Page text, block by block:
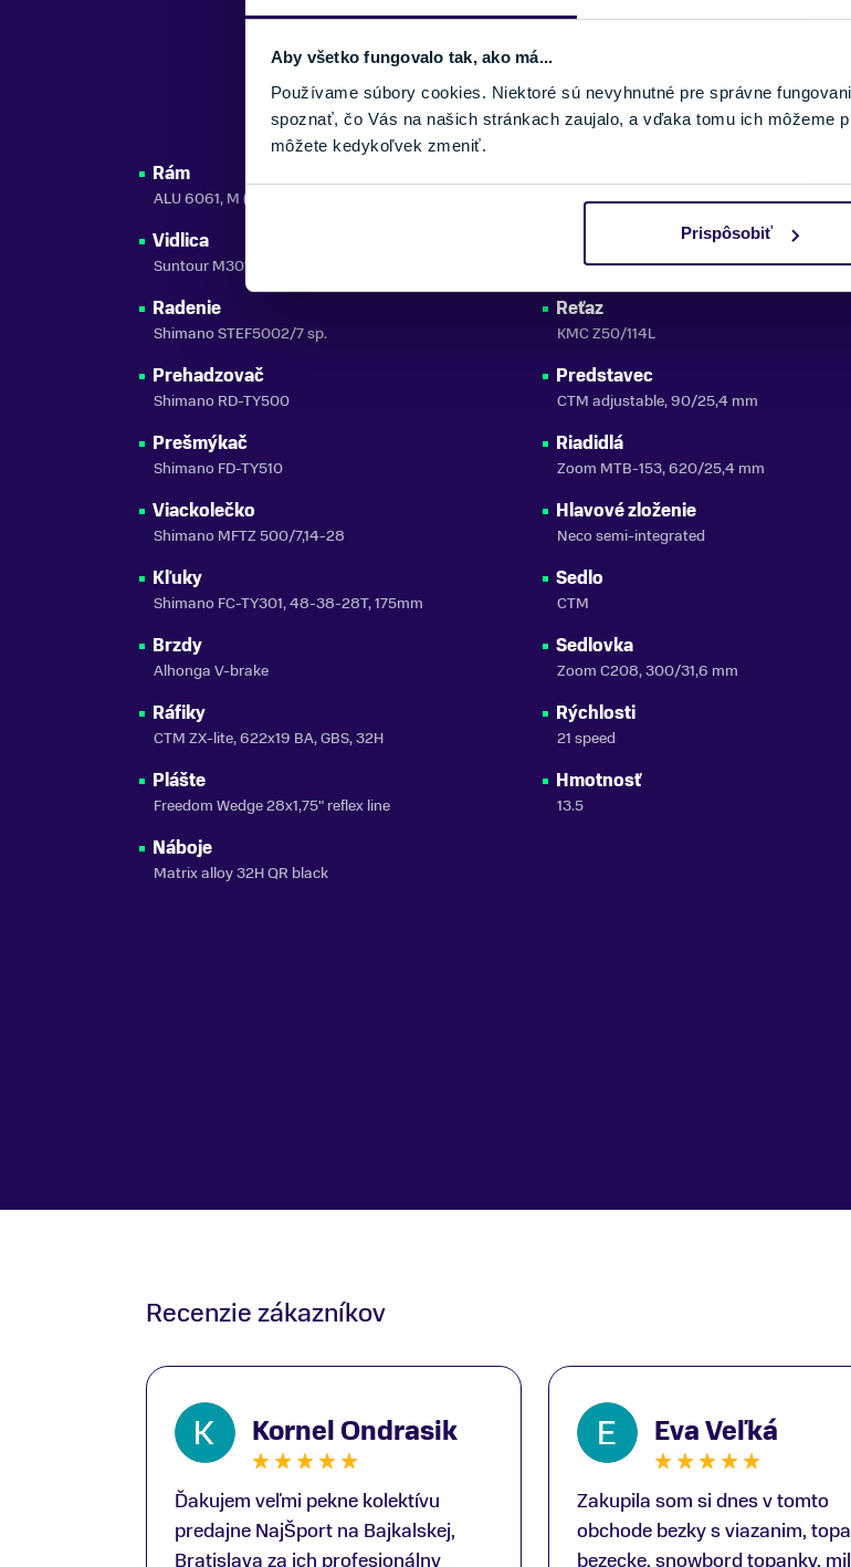
Aby všetko fungovalo tak, ako má...
Používame súbory cookies. Niektoré sú nevyhnutné pre správne
spoznať, čo Vás na našich stránkach zaujalo, a vďaka tomu ich môžeme
môžete kedykoľvek zmeniť.
Prispôsobiť
DETAIL
Rám
ALU 6061, M (17"), L (19"), XL (21")
Vidlica
Suntour M3010, 700C
Radenie
Shimano STEF5002/7 sp.
Prehadzovač
Shimano RD-TY500
Prešmýkač
Shimano FD-TY510
Viackolečko
Shimano MFTZ 500/7,14-28
Kľuky
Shimano FC-TY301, 48-38-28T, 175mm
Brzdy
Alhonga V-brake
Ráfiky
CTM ZX-lite, 622x19 BA, GBS, 32H
Plášte
Freedom Wedge 28x1,75" reflex line
Náboje
Matrix alloy 32H QR black
NECO 122,5mm
SP 877
Reťaz
KMC Z50/114L
Predstavec
CTM adjustable, 90/25,4 mm
Riadidlá
Zoom MTB-153, 620/25,4 mm
Hlavové zloženie
Neco semi-integrated
Sedlo
CTM
Sedlovka
Zoom C208, 300/31,6 mm
Rýchlosti
21 speed
Hmotnosť
13.5
Recenzie zákazníkov
Kornel Ondrasik
Ďakujem veľmi pekne kolektívu
predajne NajŠport na Bajkalskej,
Bratislava za ich profesionálny
Eva Veľká
Zakupila som si dnes v tomto
obchode bezky s viazanim,
bezecke, snowbord topanky,